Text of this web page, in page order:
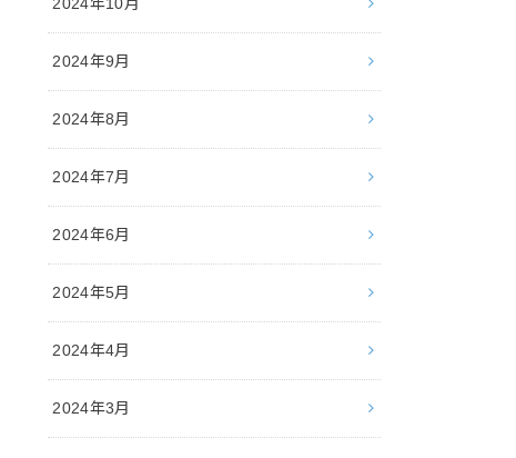
2024年9月
2024年8月
2024年7月
2024年6月
2024年5月
2024年4月
2024年3月